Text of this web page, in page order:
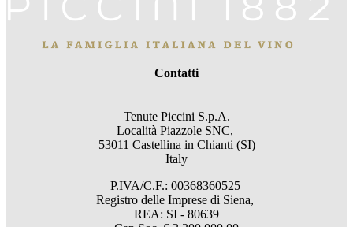
Contatti
Tenute Piccini S.p.A.
Località Piazzole SNC,
53011 Castellina in Chianti (SI)
Italy
P.IVA/C.F.: 00368360525
Registro delle Imprese di Siena,
REA: SI - 80639